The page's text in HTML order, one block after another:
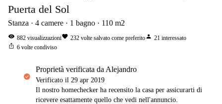
Puerta del Sol
Stanza 4 camere 1 bagno 110 m2
visibility 882 visualizzazionifavorite 232 volte salvato come preferitoperson 21 interessato
ios_share 6 volte condiviso
proprietà verificata da Alejandro
Verificato il 29 apr 2019
Il nostro homechecker ha recensito la casa per assicurarti di
ricevere esattamente quello che vedi nell'annuncio.